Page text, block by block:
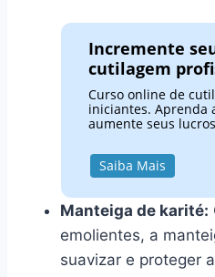
Incremente
cutilagem
Curso online de
iniciantes. Aprenda
aumente seus
Saiba Mais
Manteiga de karité:
emolientes, a
suavizar e proteger